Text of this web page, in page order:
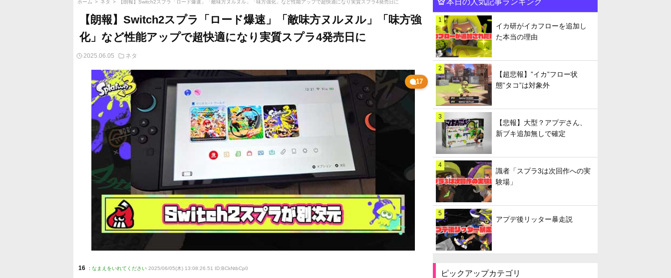
ホーム > ネタ > 【朗報】Switch2スプラ「ロード爆速」「敵味方ヌルヌル」「味方強化」など性能アップで超快適になり実質スプラ4発売日に
【朗報】Switch2スプラ「ロード爆速」「敵味方ヌルヌル」「味方強
化」など性能アップで超快適になり実質スプラ4発売日に
2025.06.05 ネタ
17
16 : なまえをいれてください 2025/06/05(木) 13:08:26.51 ID:BCkNtbCp0
本日の人気記事ランキング
1
イカ研がイカフローを追加し
た本当の理由
2
【超悲報】”イカ”フロー状
態”タコ”は対象外
3
【悲報】大型？アプデさん、
新ブキ追加無しで確定
4
識者「スプラ3は次回作への実
験場」
5
アプデ後リッター暴走説
ピックアップカテゴリ